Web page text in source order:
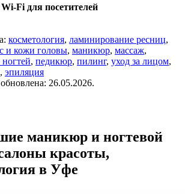
Fi для посетителей
косметология, ламинирование ресниц,
и кожи головы, маникюр, массаж,
, педикюр, пилинг, уход за лицом,
, эпиляция
26.05.2026.
маникюр и ногтевой
красоты,
в Уфе